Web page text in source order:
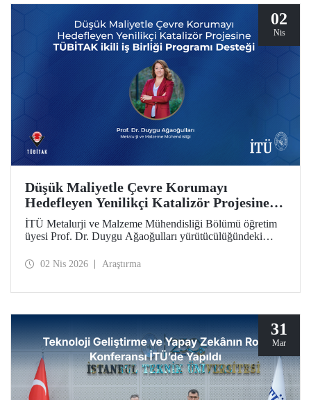
02
Nis
Düşük Maliyetle Çevre Korumayı
Hedefleyen Yenilikçi Katalizör Projesine
TÜBİTAK İkili İş Birliği Programı Desteği
İTÜ Metalurji ve Malzeme Mühendisliği Bölümü öğretim
üyesi Prof. Dr. Duygu Ağaoğulları yürütücülüğündeki
Akademisi (BAS) ile İkili İşbirliği Programı” kapsamında
02 Nis 2026 Araştırma
31
Mar